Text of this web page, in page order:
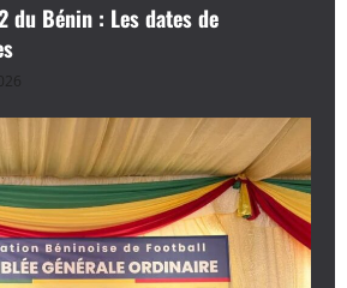
du Bénin : Les dates de